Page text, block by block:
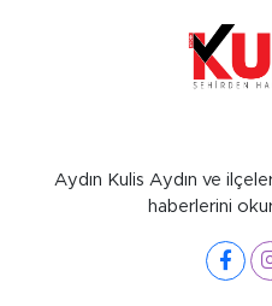
Aydın Kulis Aydın ve
haberlerini